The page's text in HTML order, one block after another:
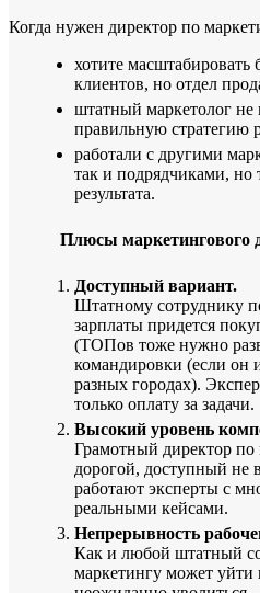
Когда нужен директор по
хотите масштабировать
клиентов, но отдел
штатный маркетолог не
правильную стратегию
работали с другими
так и подрядчиками, но
результата.
Плюсы маркетингового
Доступный вариант.
Штатному сотруднику
зарплаты придется
(ТОПов тоже нужно
командировки (если он
разных городах).
только оплату за задачи.
Высокий уровень
Грамотный директор
дорогой, доступный не
работают эксперты с
реальными кейсами.
Непрерывность
Как и любой штатный
маркетингу может уйти